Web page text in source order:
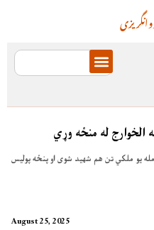
انگریزی
له منځه وړي
یو ملکي تن هم شهید شوی او پنځه پولیس
August 25, 2025